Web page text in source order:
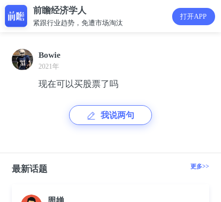
前瞻经济学人
紧跟行业趋势，免遭市场淘汰
打开APP
Bowie
2021年
现在可以买股票了吗
我说两句
最新话题 更多>>